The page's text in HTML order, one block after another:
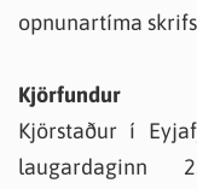
opnunartíma
Kjörfundur
Kjörstaður í